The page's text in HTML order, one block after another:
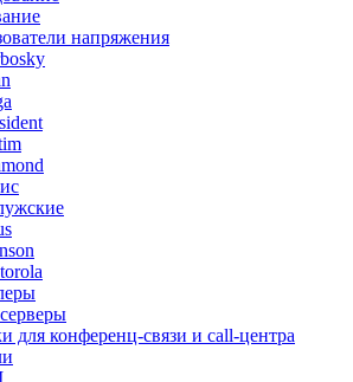
напряжения
для конференц-связи и call-центра